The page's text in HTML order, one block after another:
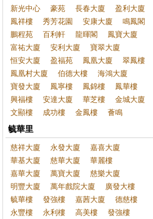
新光中心
豪苑 長春大廈
盈利大廈
鳳祥樓
秀芳花園 安康大廈
鳴鳳閣
鵬程苑
百利軒 龍暉閣
鳳寶大廈
富祐大廈
安利大廈
寶翠大廈
恒安大廈
盈福苑 鳳凰大廈
翠鳳樓
鳳凰村大廈
伯德大樓
海鴻大廈
寶發大廈
鳳寧樓 鳳錦樓
鳳華樓
興福樓
安達大廈 華芝樓
金城大廈
文顯樓
成功樓 金鳳樓 薈鳴
毓華里
慈祥大廈 永發大廈
嘉喜大廈
華基大廈
慈華大廈
華麗樓
嘉華大廈
萬寶大廈
慈樂大廈
明豐大廈
萬年戲院大廈
廣發大樓
毓華樓
發強樓 嘉茜大廈
德慈樓
永豐樓
永利樓 高美樓 發強樓